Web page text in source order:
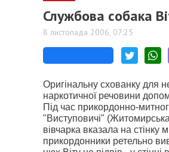
Службова собака
8 листопада 2006, 07:25
Оригінальну схованку для
наркотичної речовини
Під час прикордонно-
"Виступовичі"
вівчарка вказала на стінку
прикордонники ретельно